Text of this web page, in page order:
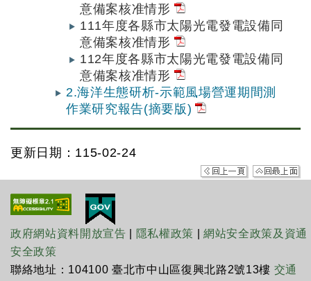
意備案核准情形
111年度各縣市太陽光電發電設備同
意備案核准情形
112年度各縣市太陽光電發電設備同
意備案核准情形
2.海洋生態研析-示範風場營運期間測
作業研究報告(摘要版)
更新日期：115-02-24
政府網站資料開放宣告 隱私權政策 |網站安全政策及資通
安全政策
聯絡地址：104100 臺北市中山區復興北路2號13樓 交通